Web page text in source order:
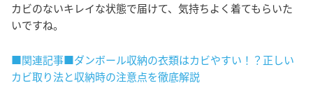
カビのないキレイな状態で届けて、気持ちよく着てもらいた
いですね。
■関連記事■ダンボール収納の衣類はカビやすい！？正しい
カビ取り法と収納時の注意点を徹底解説